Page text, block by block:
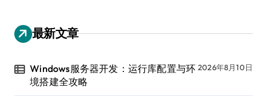
最新文章
Windows服务器开发：运行库配置与环
境搭建全攻略
2026年8月10日